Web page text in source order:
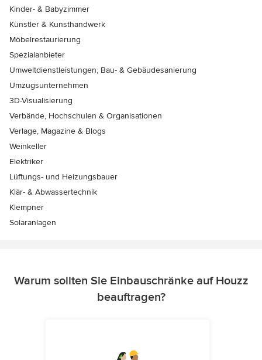
Kinder- & Babyzimmer
Künstler & Kunsthandwerk
Möbelrestaurierung
Spezialanbieter
Umweltdienstleistungen, Bau- & Gebäudesanierung
Umzugsunternehmen
3D-Visualisierung
Verbände, Hochschulen & Organisationen
Verlage, Magazine & Blogs
Weinkeller
Elektriker
Lüftungs- und Heizungsbauer
Klär- & Abwassertechnik
Klempner
Solaranlagen
Warum sollten Sie Einbauschränke auf Houzz
beauftragen?